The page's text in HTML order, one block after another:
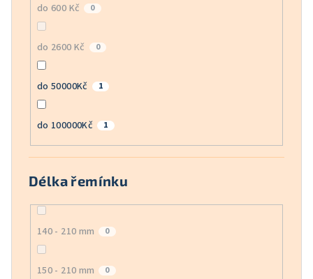
do 600 Kč 0
do 2600 Kč 0
do 50000Kč 1
do 100000Kč 1
Délka řemínku
140 - 210 mm 0
150 - 210 mm 0